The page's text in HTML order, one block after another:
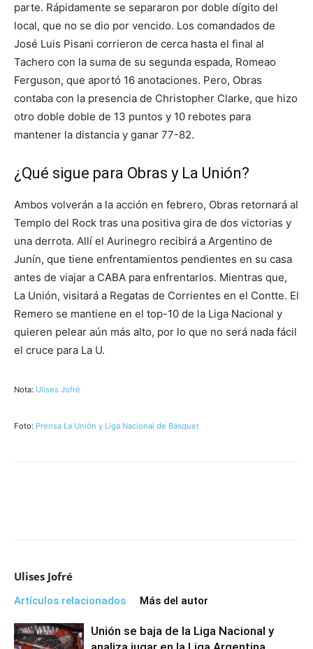
parte. Rápidamente se separaron por doble dígito del
local, que no se dio por vencido. Los comandados de
José Luis Pisani corrieron de cerca hasta el final al
Tachero con la suma de su segunda espada, Romeao
Ferguson, que aportó 16 anotaciones. Pero, Obras
contaba con la presencia de Christopher Clarke, que hizo
otro doble doble de 13 puntos y 10 rebotes para
mantener la distancia y ganar 77-82.
¿Qué sigue para Obras y La Unión?
Ambos volverán a la acción en febrero, Obras retornará al
Templo del Rock tras una positiva gira de dos victorias y
una derrota. Allí el Aurinegro recibirá a Argentino de
Junín, que tiene enfrentamientos pendientes en su casa
antes de viajar a CABA para enfrentarlos. Mientras que,
La Unión, visitará a Regatas de Corrientes en el Contte. El
Remero se mantiene en el top-10 de la Liga Nacional y
quieren pelear aún más alto, por lo que no será nada fácil
el cruce para La U.
Nota: Ulises Jofré
Foto: Prensa La Unión y Liga Nacional de Básquet
Ulises Jofré
Artículos relacionados Más del autor
Unión se baja de la Liga Nacional y